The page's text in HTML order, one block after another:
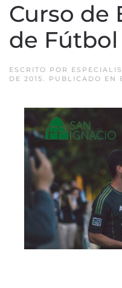
Curso de
de Fútbol
ESCRITO POR
DE 2015. PUBLICADO EN